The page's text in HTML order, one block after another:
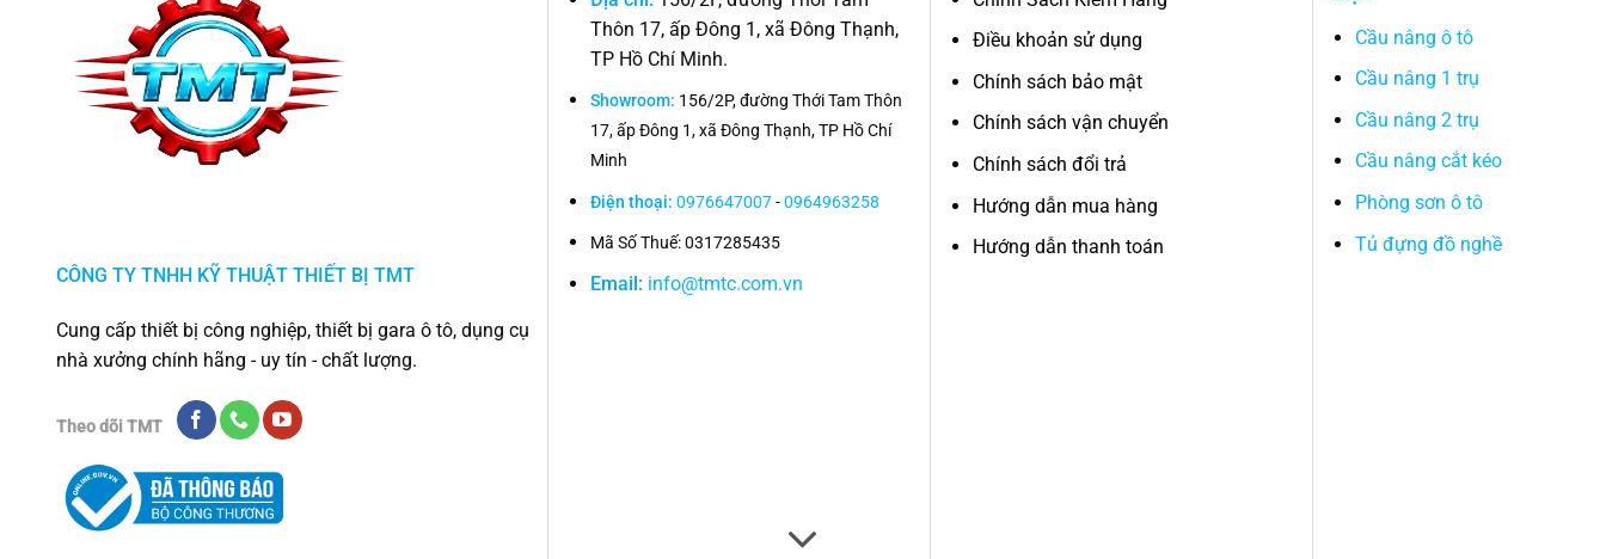
CÔNG TY TNHH KỸ THUẬT THIẾT BỊ TMT
Cung cấp thiết bị công nghiệp, thiết bị gara ô tô, dụng cụ
nhà xưởng chính hãng - uy tín - chất lượng.
Theo dõi TMT
Thôn 17, ấp Đông 1, xã Đông Thạnh,
TP Hồ Chí Minh.
Showroom: 156/2P, đường Thới Tam Thôn
17, ấp Đông 1, xã Đông Thạnh, TP Hồ Chí
Minh
Điện thoại:0976647007-0964963258
Mã Số Thuế: 0317285435
Email: info@tmtc.com.vn
Điều khoản sử dụng
Chính sách bảo mật
Chính sách vận chuyển
Chính sách đổi trả
Hướng dẫn mua hàng
Hướng dẫn thanh toán
Cầu nâng ô tô
Cầu nâng 1 trụ
Cầu nâng 2 trụ
Cầu nâng cắt kéo
Phòng sơn ô tô
Tủ đựng đồ nghề